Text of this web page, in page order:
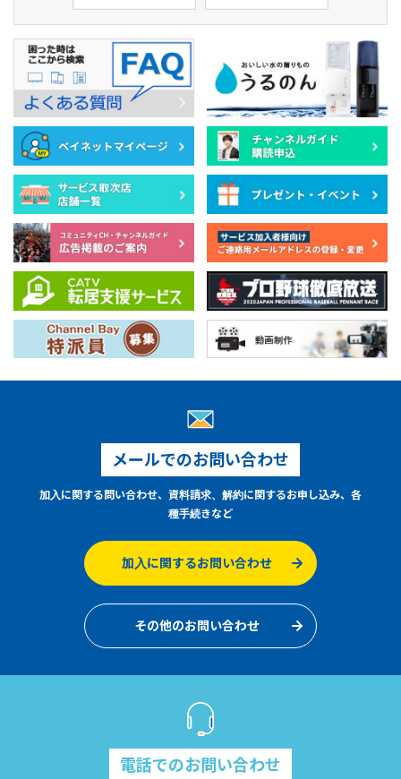
メールでのお問い合わせ
加入に関する問い合わせ、資料請求、解約に関するお申し込み、各
種手続きなど
加入に関するお問い合わせ
その他のお問い合わせ
電話でのお問い合わせ